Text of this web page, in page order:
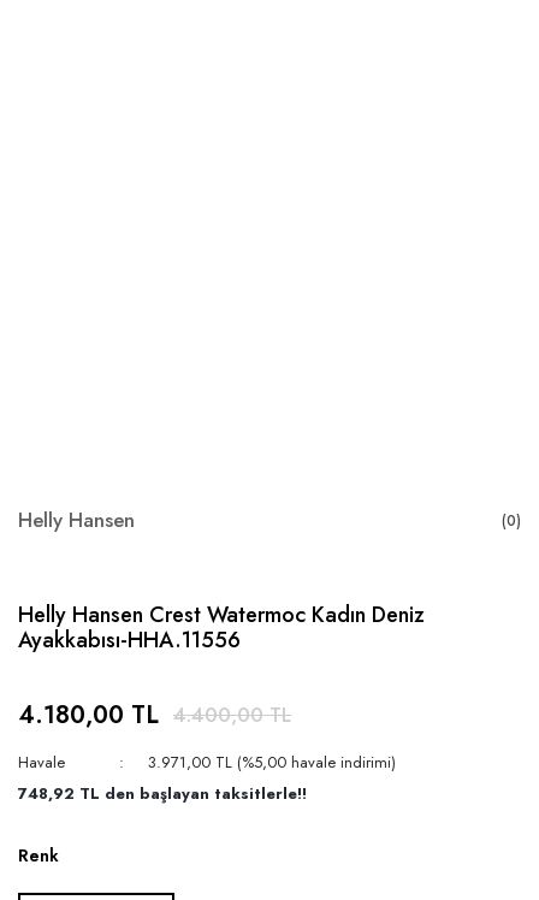
Helly Hansen (0)
Helly Hansen Crest Watermoc Kadın Deniz
Ayakkabısı-HHA.11556
4.180,00 TL 4.400,00 TL
Havale
3.971,00 TL (%5,00 havale indirimi)
748,92 TL den başlayan taksitlerle!!
Renk